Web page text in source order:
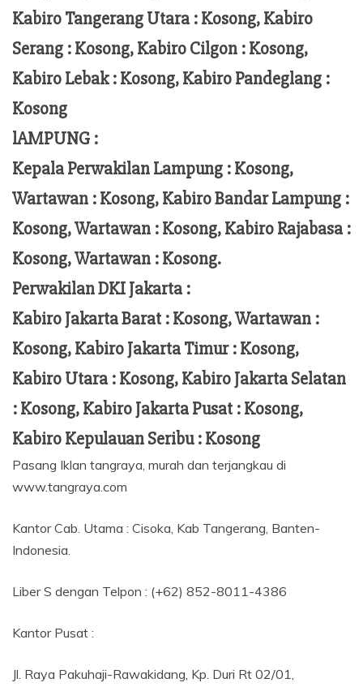
Kabiro Tangerang Utara : Kosong, Kabiro
Serang : Kosong, Kabiro Cilgon : Kosong,
Kabiro Lebak : Kosong, Kabiro Pandeglang :
Kosong
lAMPUNG :
Kepala Perwakilan Lampung :Kosong,
Wartawan : Kosong, Kabiro Bandar Lampung :
Kosong, Wartawan : Kosong, Kabiro Rajabasa :
Kosong, Wartawan : Kosong.
Perwakilan DKI Jakarta :
Kabiro Jakarta Barat : Kosong, Wartawan :
Kosong, Kabiro Jakarta Timur : Kosong,
Kabiro Utara : Kosong, Kabiro Jakarta Selatan
: Kosong, Kabiro Jakarta Pusat : Kosong,
Kabiro Kepulauan Seribu : Kosong
Pasang Iklan tangraya, murah dan terjangkau di
www.tangraya.com
Kantor Cab. Utama : Cisoka, Kab Tangerang, Banten-
Indonesia.
Liber S dengan Telpon : (+62) 852-8011-4386
Kantor Pusat :
Jl. Raya Pakuhaji-Rawakidang, Kp. Duri Rt 02/01,